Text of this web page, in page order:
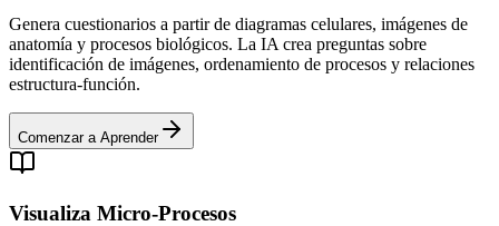
Genera cuestionarios a partir de diagramas celulares, imágenes de
anatomía y procesos biológicos. La IA crea preguntas sobre
identificación de imágenes, ordenamiento de procesos y relaciones
estructura-función.
Comenzar a Aprender
Visualiza Micro-Procesos